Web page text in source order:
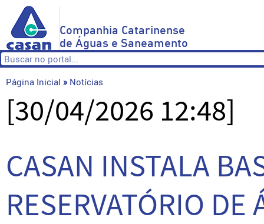
Companhia Catarinense
de Águas e Saneamento
Página Inicial » Notícias
[30/04/2026 12:48]
CASAN INSTALA
RESERVATÓRIO DE